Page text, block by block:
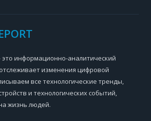
информационно-аналитический
изменения цифровой
все технологические тренды,
и технологических событий,
жизнь людей.